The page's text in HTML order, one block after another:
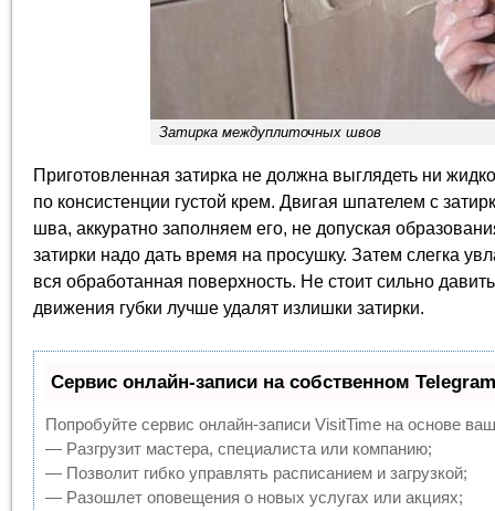
Затирка междуплиточных швов
Приготовленная затирка не должна выглядеть ни
по консистенции густой крем. Двигая шпателем с
шва, аккуратно заполняем его, не допуская
затирки надо дать время на просушку. Затем слегка
вся обработанная поверхность. Не стоит сильно
движения губки лучше удалят излишки затирки.
Сервис онлайн-записи на собственном
Попробуйте сервис онлайн-записи VisitTime на основе
— Разгрузит мастера, специалиста или компанию;
— Позволит гибко управлять расписанием и загрузкой;
— Разошлет оповещения о новых услугах или акциях;